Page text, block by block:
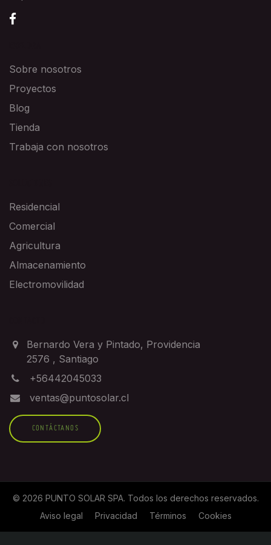
Sobre nosotros
Proyectos
Blog
Tienda
Trabaja con nosotros
Residencial
Comercial
Agricultura
Almacenamiento
Electromovilidad
Bernardo Vera y Pintado, Providencia
2576 , Santiago
+56442045033
ventas@puntosolar.cl
CONTÁCTANOS
© 2026 PUNTO SOLAR SPA. Todos los derechos reservados.
Aviso legal
Privacidad Términos Cookies